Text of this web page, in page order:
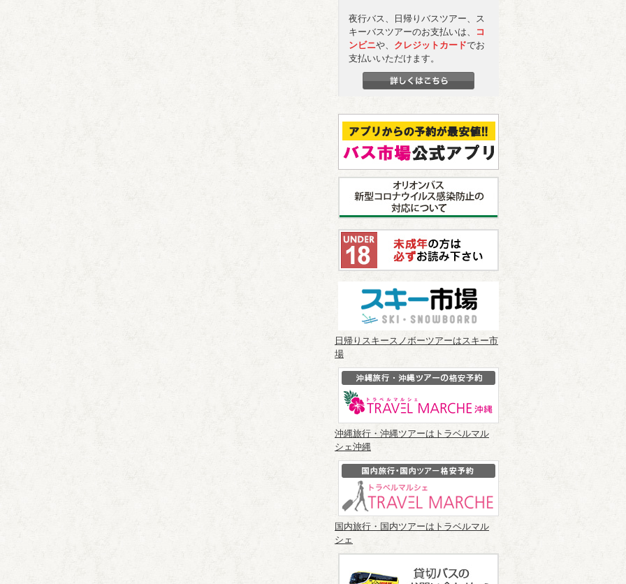
夜行バス、日帰りバスツアー、ス
キーバスツアーのお支払いは、
コ
ンビニや、 クレジットカードでお
支払いいただけます。
日帰りスキースノボーツアーはスキー市
場
沖縄旅行・沖縄ツアーはトラベルマル
シェ沖縄
国内旅行・国内ツアーはトラベルマル
シェ